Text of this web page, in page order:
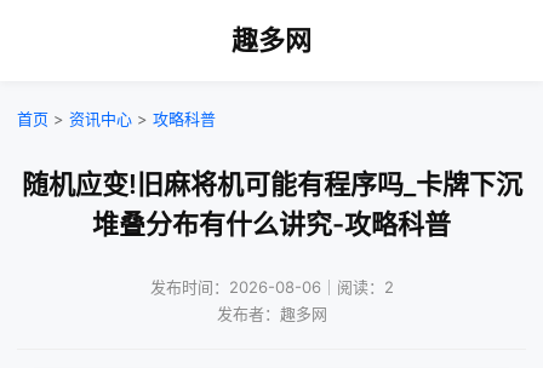
趣多网
首页 > 资讯中心 > 攻略科普
随机应变!旧麻将机可能有程序吗_卡牌下沉
堆叠分布有什么讲究-攻略科普
发布时间：2026-08-06｜阅读：2
发布者：趣多网